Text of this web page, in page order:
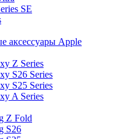
SE
аксессуары Apple
Z Series
S26 Series
S25 Series
A Series
Z Fold
S26